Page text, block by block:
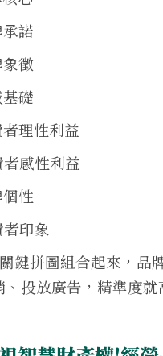
諾
徵
礎
理性利益
感性利益
性
印象
鍵拼圖組合起來，品
、投放廣告，精準度就